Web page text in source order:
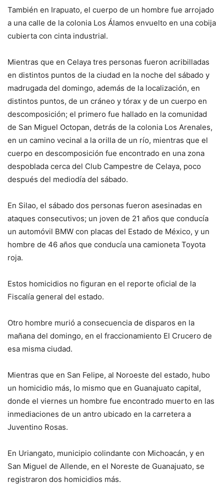
También en Irapuato, el cuerpo de un hombre fue arrojado
a una calle de la colonia Los Álamos envuelto en una cobija
cubierta con cinta industrial.
Mientras que en Celaya tres personas fueron acribilladas
en distintos puntos de la ciudad en la noche del sábado y
madrugada del domingo, además de la localización, en
distintos puntos, de un cráneo y tórax y de un cuerpo en
descomposición; el primero fue hallado en la comunidad
de San Miguel Octopan, detrás de la colonia Los Arenales,
en un camino vecinal a la orilla de un río, mientras que el
cuerpo en descomposición fue encontrado en una zona
despoblada cerca del Club Campestre de Celaya, poco
después del mediodía del sábado.
En Silao, el sábado dos personas fueron asesinadas en
ataques consecutivos; un joven de 21 años que conducía
un automóvil BMW con placas del Estado de México, y un
hombre de 46 años que conducía una camioneta Toyota
roja.
Estos homicidios no figuran en el reporte oficial de la
Fiscalía general del estado.
Otro hombre murió a consecuencia de disparos en la
mañana del domingo, en el fraccionamiento El Crucero de
esa misma ciudad.
Mientras que en San Felipe, al Noroeste del estado, hubo
un homicidio más, lo mismo que en Guanajuato capital,
donde el viernes un hombre fue encontrado muerto en las
inmediaciones de un antro ubicado en la carretera a
Juventino Rosas.
En Uriangato, municipio colindante con Michoacán, y en
San Miguel de Allende, en el Noreste de Guanajuato, se
registraron dos homicidios más.